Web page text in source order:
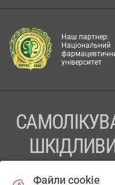
Наш партнер:
Національний
університет
Файли cookie